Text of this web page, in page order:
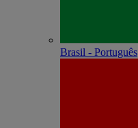
Brasil - Português